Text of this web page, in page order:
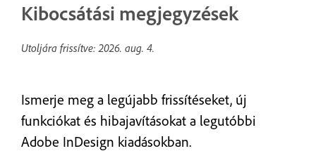
Kibocsátási megjegyzések
Utoljára frissítve:2026. aug. 4.
Ismerje meg a legújabb frissítéseket, új
funkciókat és hibajavításokat a legutóbbi
Adobe InDesign kiadásokban.